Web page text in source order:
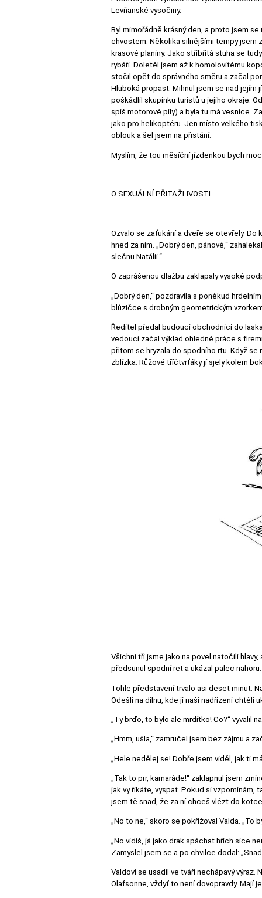
Levňanské vysočiny.
Byl mimořádně krásný den, a proto jsem
chvostem. Několika silnějšími tempy jsem
krasové planiny. Jako stříbřitá stuha se
rybáři. Doletěl jsem až k homolovitému
stočil opět do správného směru a začal
Hluboká propast. Mihnul jsem se nad jejím
poškádlil skupinku turistů u jejího okraje.
spíš motorové pily) a byla tu má vesnice.
jako pro helikoptéru. Jen místo velkého
oblouk a šel jsem na přistání.
Myslím, že tou měsíční jízdenkou bych
................................................................................
O SEXUÁLNÍ PŘITAŽLIVOSTI
Ozvalo se zaťukání a dveře se otevřely.
hned za ním. „Dobrý den, pánové,“
slečnu Natálii.“
O zaprášenou dlažbu zaklapaly vysoké
„Dobrý den,“ pozdravila s poněkud
blůzičce s drobným geometrickým
Ředitel předal budoucí obchodnici do
vedoucí začal výklad ohledně práce s
přitom se hryzala do spodního rtu. Když
zblízka. Růžové tříčtvrťáky jí sjely kolem
Všichni tři jsme jako na povel natočili
předsunul spodní ret a ukázal palec
Tohle představení trvalo asi deset minut.
Odešli na dílnu, kde jí naši nadřízení chtěli
„Ty brďo, to bylo ale mrdítko! Co?“ vyvalil
„Hmm, ušla,“ zamručel jsem bez zájmu a
„Hele nedělej se! Dobře jsem viděl, jak ti
„Tak to prr, kamaráde!“ zaklapnul jsem
jak vy říkáte, vyspat. Pokud si vzpomínám,
jsem tě snad, že za ní chceš vlézt do
„No to ne,“ skoro se pokřižoval Valda. „To
„No vidíš, já jako drak spáchat hřích sice
Zamyslel jsem se a po chvilce dodal:
Valdovi se usadil ve tváři nechápavý
Olafsonne, vždyť to není dovopravdy. Mají